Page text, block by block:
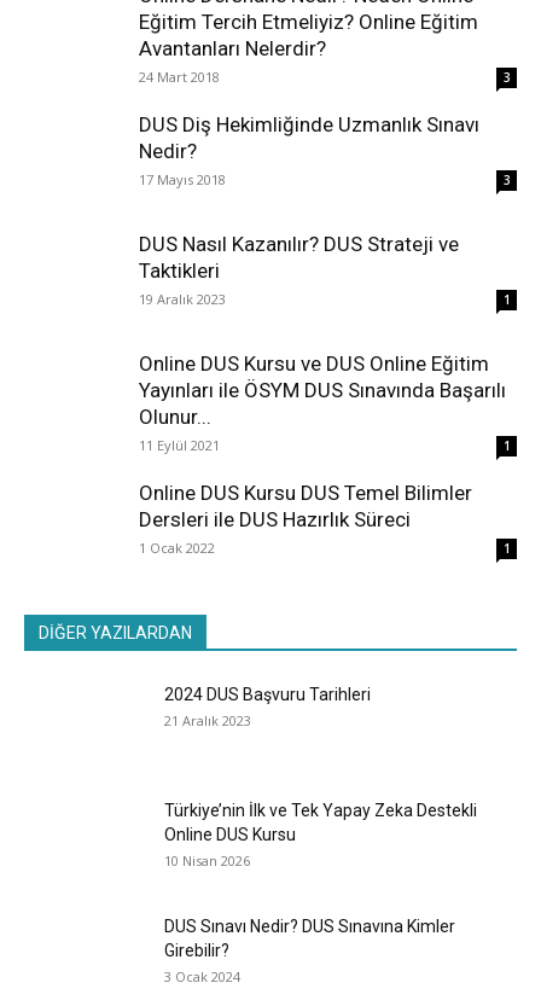
Eğitim Tercih Etmeliyiz? Online Eğitim
Avantanları Nelerdir?
24 Mart 2018 3
DUS Diş Hekimliğinde Uzmanlık Sınavı
Nedir?
17 Mayıs 2018 3
DUS Nasıl Kazanılır? DUS Strateji ve
Taktikleri
19 Aralık 2023 1
Online DUS Kursu ve DUS Online Eğitim
Yayınları ile ÖSYM DUS Sınavında Başarılı
Olunur...
11 Eylül 2021 1
Online DUS Kursu DUS Temel Bilimler
Dersleri ile DUS Hazırlık Süreci
1 Ocak 2022 1
DİĞER YAZILARDAN
2024 DUS Başvuru Tarihleri
21 Aralık 2023
Türkiye’nin İlk ve Tek Yapay Zeka Destekli
Online DUS Kursu
10 Nisan 2026
DUS Sınavı Nedir? DUS Sınavına Kimler
Girebilir?
3 Ocak 2024